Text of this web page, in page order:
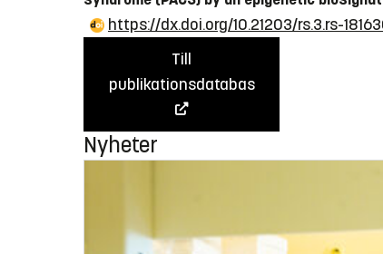
https://dx.doi.org/10.21203/rs.3.rs-
Till
publikationsdatabas
Nyheter